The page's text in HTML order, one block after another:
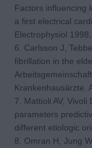
Factors influencing
a first electrical
Electrophysiol
6. Carlsson J,
fibrillation in the
Krankenhausärzte.
7. Mattioli AV,
parameters
different etiologic
8. Omran H, Jung